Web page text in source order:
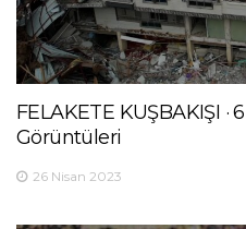
FELAKETE KUŞBAKIŞI
Görüntüleri
26 Nisan 2023